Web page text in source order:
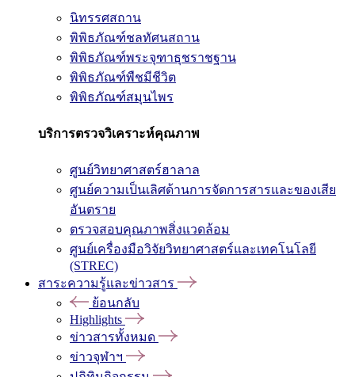
นิทรรศสถาน
พิพิธภัณฑ์ชลทัศนสถาน
พิพิธภัณฑ์พระจุฑาธุชราชฐาน
พิพิธภัณฑ์พืชมีชีวิต
พิพิธภัณฑ์สมุนไพร
บริการตรวจวิเคราะห์คุณภาพ
ศูนย์วิทยาศาสตร์ฮาลาล
ศูนย์ความเป็นเลิศด้านการจัดการสารและของเสีย
อันตราย
ตรวจสอบคุณภาพสิ่งแวดล้อม
ศูนย์เครื่องมือวิจัยวิทยาศาสตร์และเทคโนโลยี
(STREC)
สาระความรู้และข่าวสาร
ย้อนกลับ
Highlights
ข่าวสารทั้งหมด
ข่าวจุฬาฯ